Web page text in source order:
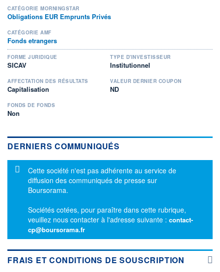
CATÉGORIE MORNINGSTAR
Obligations EUR Emprunts Privés
CATÉGORIE AMF
Fonds etrangers
FORME JURIDIQUE
SICAV
TYPE D'INVESTISSEUR
Institutionnel
AFFECTATION DES RÉSULTATS
Capitalisation
VALEUR DERNIER COUPON
ND
FONDS DE FONDS
Non
DERNIERS COMMUNIQUÉS
Message d'information
Cette société n'est pas adhérente au service de
diffusion des communiqués de presse sur
Boursorama.
Sociétés cotées, pour paraître dans cette rubrique,
veuillez nous contacter à l'adresse suivante : contact-
cp@boursorama.fr
FRAIS ET CONDITIONS DE SOUSCRIPTION